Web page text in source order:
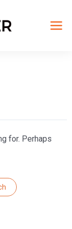
for. Perhaps